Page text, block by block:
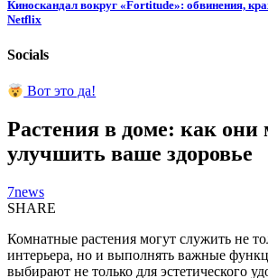
Киноскандал вокруг «Fortitude»: обвинения,
Netflix
Socials
Вот это да!
Растения в доме: как они
улучшить ваше здоровье
7news
SHARE
Комнатные растения могут служить не
интерьера, но и выполнять важные
выбирают не только для эстетического